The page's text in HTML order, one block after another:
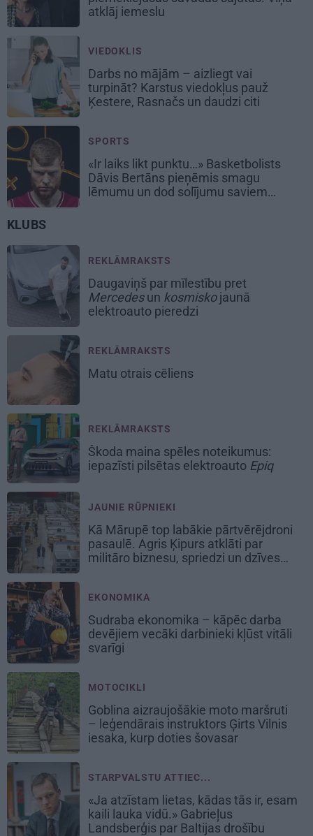
atklāj iemeslu
VIEDOKLIS
Darbs no mājām – aizliegt vai
turpināt? Karstus viedokļus pauž
Ķestere, Rasnačs un daudzi citi
SPORTS
«Ir laiks likt punktu…» Basketbolists
Dāvis Bertāns pieņēmis smagu
lēmumu un dod solījumu saviem
KLUBS
REKLĀMRAKSTS
Daugaviņš par mīlestību pret
Mercedesun kosmiskojaunā
elektroauto pieredzi
REKLĀMRAKSTS
Matu otrais cēliens
REKLĀMRAKSTS
Škoda maina spēles noteikumus:
iepazīsti pilsētas elektroauto Epiq
JAUNIE RŪPNIEKI
Kā Mārupē top labākie pārtvērējdroni
pasaulē. Agris Ķipurs atklāti par
militāro biznesu, spriedzi un dzīves
EKONOMIKA
Sudraba ekonomika – kāpēc darba
devējiem vecāki darbinieki kļūst vitāli
svarīgi
MOTOCIKLI
Goblina aizraujošākie moto maršruti
– leģendārais instruktors Ģirts Vilnis
iesaka, kurp doties šovasar
STARPVALSTU ATTIEC...
«Ja atzīstam lietas, kādas tās ir, esam
kaili lauka vidū.» Gabrieļus
Landsberģis par Baltijas drošību